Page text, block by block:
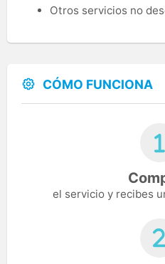
Otros servicios no
CÓMO FUNCIONA
el servicio y recibes